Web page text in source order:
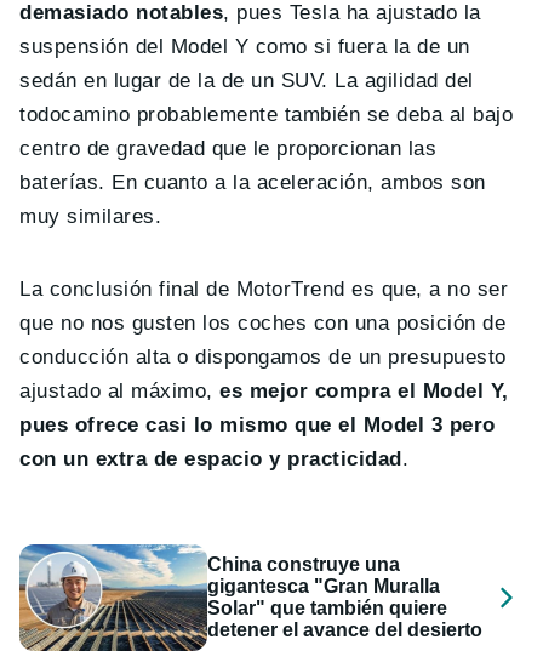
demasiado notables, pues Tesla ha ajustado la
suspensión del Model Y como si fuera la de un
sedán en lugar de la de un SUV. La agilidad del
todocamino probablemente también se deba al bajo
centro de gravedad que le proporcionan las
baterías. En cuanto a la aceleración, ambos son
muy similares.
La conclusión final de MotorTrend es que, a no ser
que no nos gusten los coches con una posición de
conducción alta o dispongamos de un presupuesto
ajustado al máximo, es mejor compra el Model Y,
pues ofrece casi lo mismo que el Model 3 pero
con un extra de espacio y practicidad.
China construye una
gigantesca "Gran Muralla
Solar" que también quiere
detener el avance del desierto